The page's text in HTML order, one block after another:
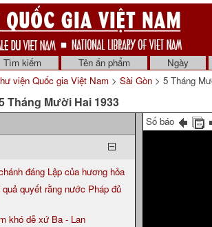
Tìm kiếm Tên ấn phẩm
Ngày
viện Quốc gia Việt Nam > Sài Gòn > 5 Tháng
Tháng Mười Hai 1933
đáng Lập của hương hỏa
quyết rằng nước Pháp đủ
khó dễ xứ Ba - Lan
Số báo